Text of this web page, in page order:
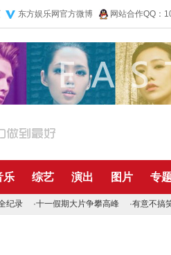
东方娱乐网官方微博 网站合作QQ：
乐 综艺 演出 图片 专
纪录 ·十一假期大片争攀高峰 ·有意不搞